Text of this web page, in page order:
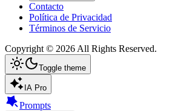
Contacto
Política de Privacidad
Términos de Servicio
Copyright © 2026 All Rights Reserved.
Toggle theme
IA Pro
Prompts